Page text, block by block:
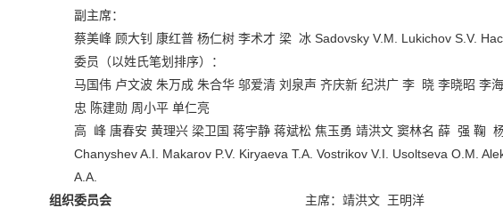
副主席：
蔡美峰 顾大钊 康红普 杨仁树 李术才 梁 冰 Sadovsky V.M. Lukichov S.V.
委员（以姓氏笔划排序）：
马国伟 卢文波 朱万成 朱合华 邬爱清 刘泉声 齐庆新 纪洪广 李 晓 李晓昭
忠 陈建勋 周小平 单仁亮
高 峰 唐春安 黄理兴 梁卫国 蒋宇静 蒋斌松 焦玉勇 靖洪文 窦林名 薛 强 鞠
Chanyshev A.I. Makarov P.V. Kiryaeva T.A. Vostrikov V.I. Usoltseva O.M.
A.A.
组织委员会
主席：靖洪文 王明洋